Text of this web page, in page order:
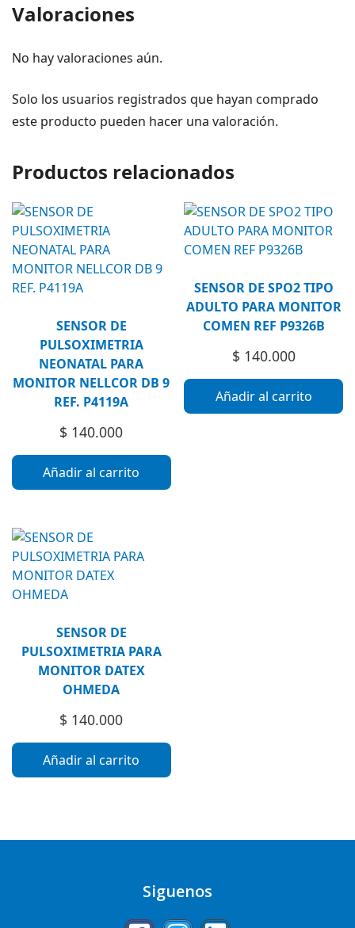
Valoraciones
No hay valoraciones aún.
Solo los usuarios registrados que hayan comprado
este producto pueden hacer una valoración.
Productos relacionados
SENSOR DE
PULSOXIMETRIA
NEONATAL PARA
MONITOR NELLCOR DB 9
REF. P4119A
$ 140.000
Añadir al carrito
SENSOR DE SPO2 TIPO
ADULTO PARA MONITOR
COMEN REF P9326B
$ 140.000
Añadir al carrito
SENSOR DE
PULSOXIMETRIA PARA
MONITOR DATEX
OHMEDA
$ 140.000
Añadir al carrito
Siguenos